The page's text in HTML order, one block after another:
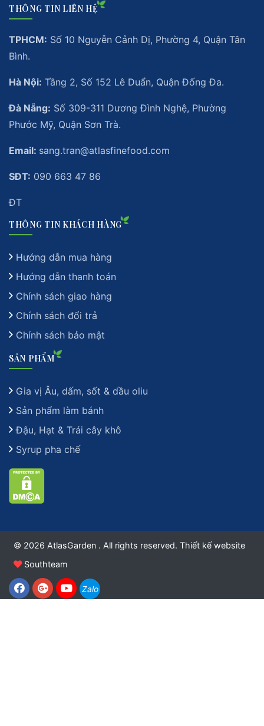
THÔNG TIN LIÊN HỆ
TPHCM: Số 10 Nguyễn Cảnh Dị, Phường 4, Quận Tân
Bình.
Hà Nội: Tầng 2, Số 152 Lê Duẩn, Quận Đống Đa.
Đà Nẵng: Số 309-311 Dương Đình Nghệ, Phường
Phước Mỹ, Quận Sơn Trà.
Email: sang.tran@atlasfinefood.com
SĐT: 090 663 47 86
ĐT
THÔNG TIN KHÁCH HÀNG
Hướng dẫn mua hàng
Hướng dẫn thanh toán
Chính sách giao hàng
Chính sách đổi trả
Chính sách bảo mật
SẢN PHẨM
Gia vị Âu, dấm, sốt & dầu oliu
Sản phẩm làm bánh
Đậu, Hạt & Trái cây khô
Syrup pha chế
© 2026 AtlasGarden . All rights reserved. Thiết kế website
Southteam
Zalo